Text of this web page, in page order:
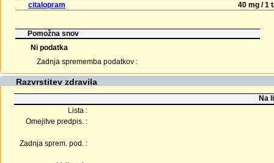
citalopram
40 mg / 1
Pomožna snov
Ni podatka
Zadnja sprememba podatkov :
Razvrstitev zdravila
Na
Lista :
Omejitve predpis. :
Zadnja sprem. pod. :